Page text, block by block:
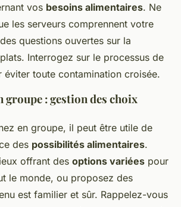
vos besoins alimentaires. Ne
les serveurs comprennent votre
questions ouvertes sur la
Interrogez sur le processus de
éviter toute contamination croisée.
groupe : gestion des choix
en groupe, il peut être utile de
des possibilités alimentaires.
offrant des options variées pour
le monde, ou proposez des
est familier et sûr. Rappelez-vous